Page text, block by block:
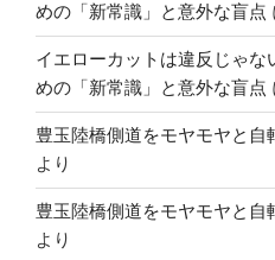
めの「新常識」と意外な盲点
イエローカットは違反じゃな
めの「新常識」と意外な盲点
豊玉陸橋側道をモヤモヤと自
より
豊玉陸橋側道をモヤモヤと自
より